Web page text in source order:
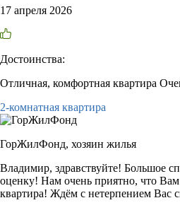
17 апреля 2026
Достоинства:
Отличная, комфортная квартира
2-комнатная квартира
ГорЖилФонд, хозяин жилья
Владимир, здравствуйте! Большое
оценку! Нам очень приятно, что
квартира! Ждём с нетерпением Вас